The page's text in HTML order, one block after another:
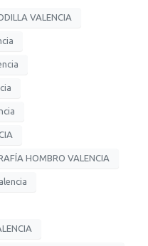
VALENCIA
HOMBRO VALENCIA